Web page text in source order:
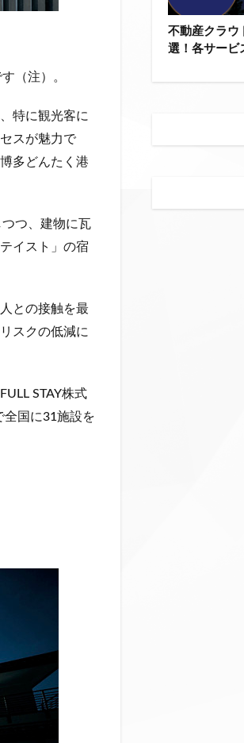
（注）。
特に観光客に
スが魅力で
多どんたく港
つ、建物に瓦
イスト」の宿
との接触を最
スクの低減に
STAY株式
全国に31施設を
不動産クラウ
選！各サービ